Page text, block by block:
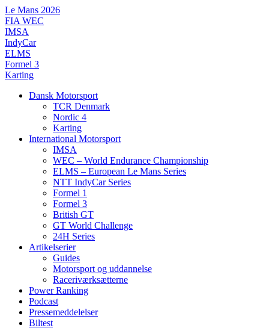
Videre
til
indhold
Le Mans 2026
FIA WEC
IMSA
IndyCar
ELMS
Formel 3
Karting
Dansk Motorsport
TCR Denmark
Nordic 4
Karting
International Motorsport
IMSA
WEC – World Endurance Championship
ELMS – European Le Mans Series
NTT IndyCar Series
Formel 1
Formel 3
British GT
GT World Challenge
24H Series
Artikelserier
Guides
Motorsport og uddannelse
Raceriværksætterne
Power Ranking
Podcast
Pressemeddelelser
Biltest